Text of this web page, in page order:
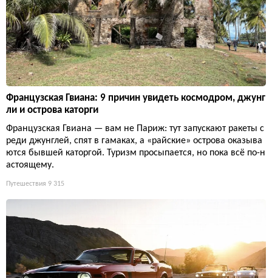
Французская Гвиана: 9 причин увидеть космодром, джунг
ли и острова каторги
Французская Гвиана — вам не Париж: тут запускают ракеты с
реди джунглей, спят в гамаках, а «райские» острова оказыва
ются бывшей каторгой. Туризм просыпается, но пока всё по-н
астоящему.
Путешествия 9 315